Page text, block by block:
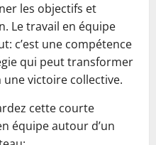
les objectifs et
Le travail en équipe
c’est une compétence
qui peut transformer
victoire collective.
cette courte
équipe autour d’un